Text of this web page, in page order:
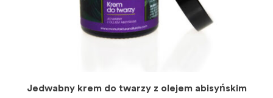
Jedwabny krem do twarzy z olejem abisyńskim